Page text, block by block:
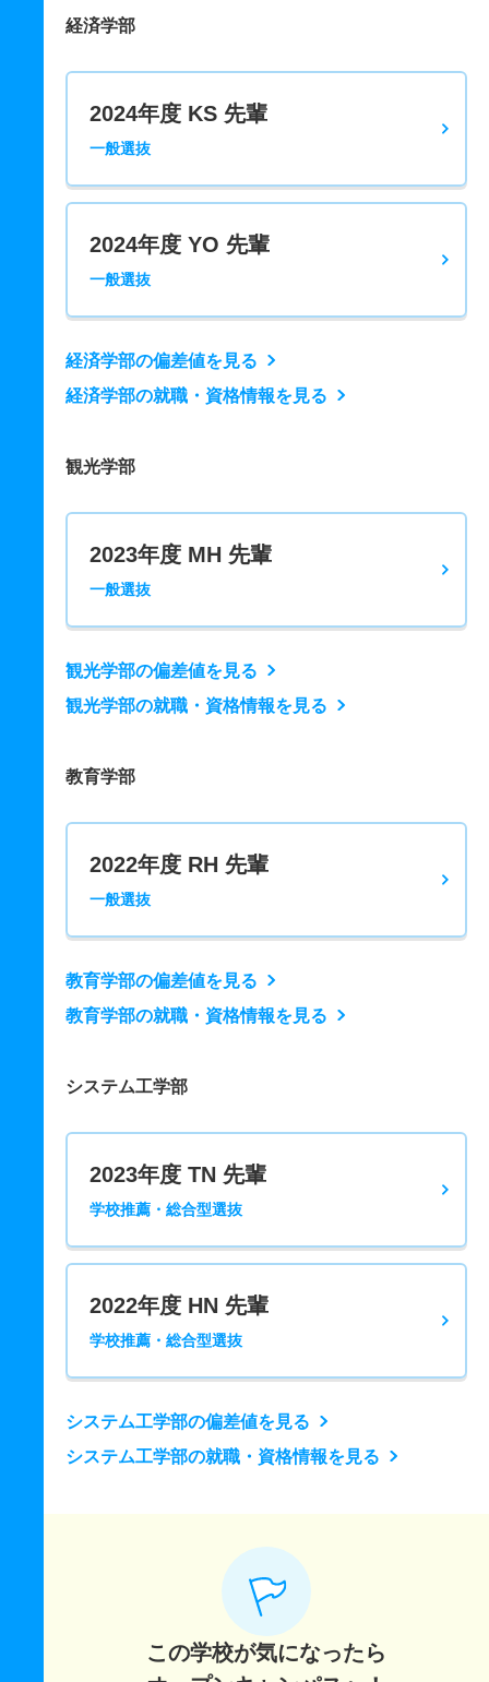
経済学部
2024年度 KS 先輩
一般選抜
2024年度 YO 先輩
一般選抜
経済学部の偏差値を見る
経済学部の就職・資格情報を見る
観光学部
2023年度 MH 先輩
一般選抜
観光学部の偏差値を見る
観光学部の就職・資格情報を見る
教育学部
2022年度 RH 先輩
一般選抜
教育学部の偏差値を見る
教育学部の就職・資格情報を見る
システム工学部
2023年度 TN 先輩
学校推薦・総合型選抜
2022年度 HN 先輩
学校推薦・総合型選抜
システム工学部の偏差値を見る
システム工学部の就職・資格情報を見る
この学校が気になったら